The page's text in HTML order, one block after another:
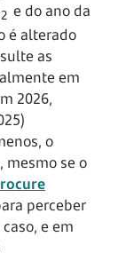
2 e do ano da
é alterado
as
em
2026,
o
mesmo se o
perceber
e em